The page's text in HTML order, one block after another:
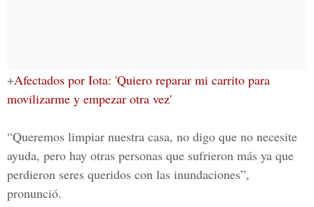
+Afectados por Iota: 'Quiero reparar mi carrito para
movilizarme y empezar otra vez'
“Queremos limpiar nuestra casa, no digo que no necesite
ayuda, pero hay otras personas que sufrieron más ya que
perdieron seres queridos con las inundaciones”,
pronunció.